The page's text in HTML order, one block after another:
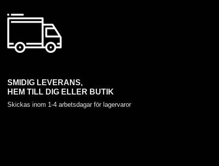
SMIDIG LEVERANS,
HEM TILL DIG ELLER BUTIK
Skickas inom 1-4 arbetsdagar för lagervaror